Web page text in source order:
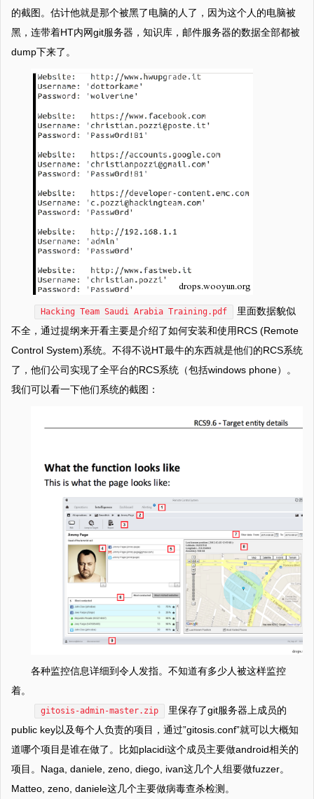
的截图。估计他就是那个被黑了电脑的人了，因为这个人的电脑被
黑，连带着HT内网git服务器，知识库，邮件服务器的数据全部都被
dump下来了。
Hacking Team Saudi Arabia Training.pdf
里面数据貌似
不全，通过提纲来开看主要是介绍了如何安装和使用RCS (Remote
Control System)系统。不得不说HT最牛的东西就是他们的RCS系统
了，他们公司实现了全平台的RCS系统（包括windows phone）。
我们可以看一下他们系统的截图：
各种监控信息详细到令人发指。不知道有多少人被这样监控
着。
gitosis-admin-master.zip
里保存了git服务器上成员的
public key以及每个人负责的项目，通过”gitosis.conf”就可以大概知
道哪个项目是谁在做了。比如placidi这个成员主要做android相关的
项目。Naga, daniele, zeno, diego, ivan这几个人组要做fuzzer。
Matteo, zeno, daniele这几个主要做病毒查杀检测。